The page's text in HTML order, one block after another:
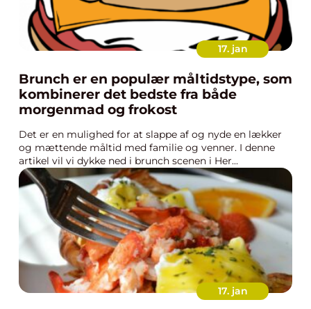
17. jan
Brunch er en populær måltidstype, som
kombinerer det bedste fra både
morgenmad og frokost
Det er en mulighed for at slappe af og nyde en lækker
og mættende måltid med familie og venner. I denne
artikel vil vi dykke ned i brunch scenen i Her...
17. jan